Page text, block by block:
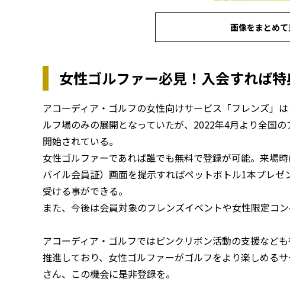
画像をまとめて
女性ゴルファー必見！入会すれば特
アコーディア・ゴルフの女性向けサービス「フレンズ」
ルフ場のみの展開となっていたが、2022年4月より全国
開始されている。
女性ゴルファーであれば誰でも無料で登録が可能。来場
バイル会員証）画面を提示すればペットボトル1本プレ
受ける事ができる。
また、今後は会員対象のフレンズイベントや女性限定コ
アコーディア・ゴルフではピンクリボン活動の支援など
推進しており、女性ゴルファーがゴルフをより楽しめる
さん、この機会に是非登録を。